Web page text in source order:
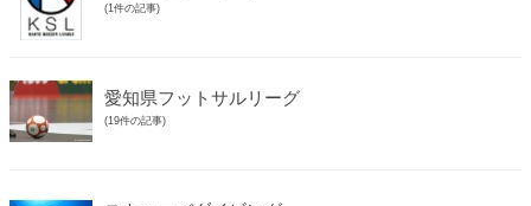
(1件の記事)
愛知県フットサルリーグ
(19件の記事)